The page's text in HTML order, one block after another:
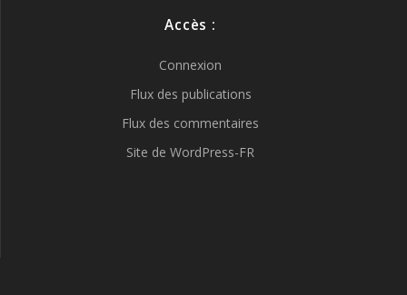
Accès :
Connexion
Flux des publications
Flux des commentaires
Site de WordPress-FR